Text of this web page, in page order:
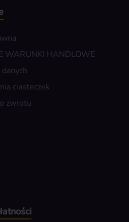
WARUNKI HANDLOWE
ciasteczek
zwrotu